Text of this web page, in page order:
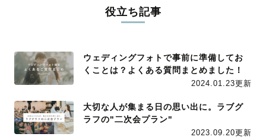
役立ち記事
ウェディングフォトで事前に準備してお
くことは？よくある質問まとめました！
2024.01.23更新
大切な人が集まる日の思い出に。ラブグ
ラフの"二次会プラン"
2023.09.20更新